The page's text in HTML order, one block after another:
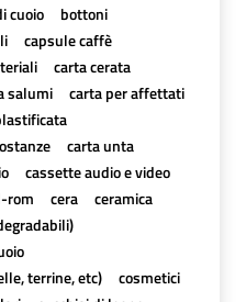
cuoio
bottoni
capsule caffè
carta cerata
salumi
carta per affettati
carta unta
cassette audio e video
rom cera
ceramica
terrine, etc)
cosmetici